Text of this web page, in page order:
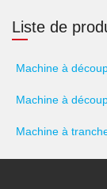
Liste de
Machine à
Machine à
Machine à